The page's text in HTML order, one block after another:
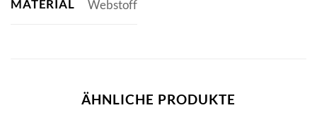
MATERIAL Webstoff
ÄHNLICHE PRODUKTE